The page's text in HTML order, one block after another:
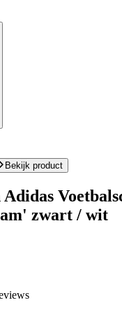
Bekijk product
zwart / wit